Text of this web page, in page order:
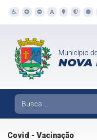
Município de
NOVA
Covid - Vacinação